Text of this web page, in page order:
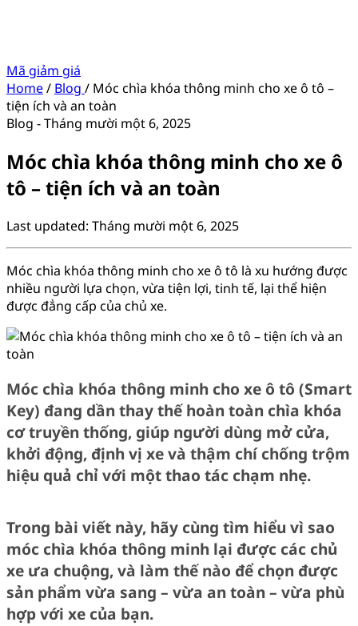
Mã giảm giá
Home/ Blog / Móc chìa khóa thông minh cho xe ô tô –
tiện ích và an toàn
Blog -Tháng mười một 6, 2025
Móc chìa khóa thông minh cho xe ô
tô – tiện ích và an toàn
Last updated: Tháng mười một 6, 2025
Móc chìa khóa thông minh cho xe ô tô là xu hướng được
nhiều người lựa chọn, vừa tiện lợi, tinh tế, lại thể hiện
được đẳng cấp của chủ xe.
Móc chìa khóa thông minh cho xe ô tô (Smart
Key) đang dần thay thế hoàn toàn chìa khóa
cơ truyền thống, giúp người dùng mở cửa,
khởi động, định vị xe và thậm chí chống trộm
hiệu quả chỉ với một thao tác chạm nhẹ.
Trong bài viết này, hãy cùng tìm hiểu vì sao
móc chìa khóa thông minh lại được các chủ
xe ưa chuộng, và làm thế nào để chọn được
sản phẩm vừa sang – vừa an toàn – vừa phù
hợp với xe của bạn.